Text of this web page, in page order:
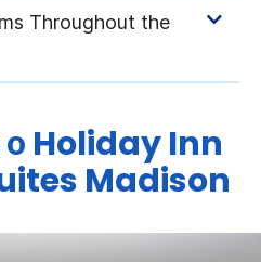
Holiday Inn
Madison